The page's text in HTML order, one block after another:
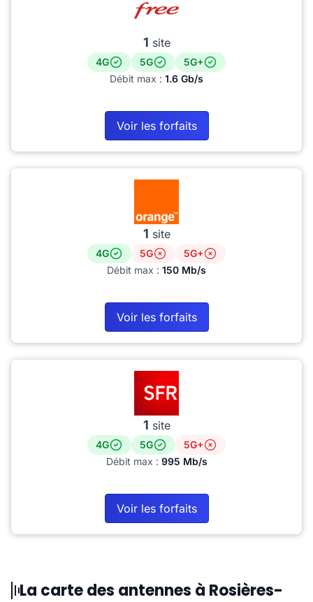
1 site
4G 5G
5G+
Débit max : 1.6 Gb/s
Voir les forfaits
1 site
4G 5G
5G+
Débit max : 150 Mb/s
Voir les forfaits
1 site
4G 5G
5G+
Débit max : 995 Mb/s
Voir les forfaits
La carte des antennes à Rosières-